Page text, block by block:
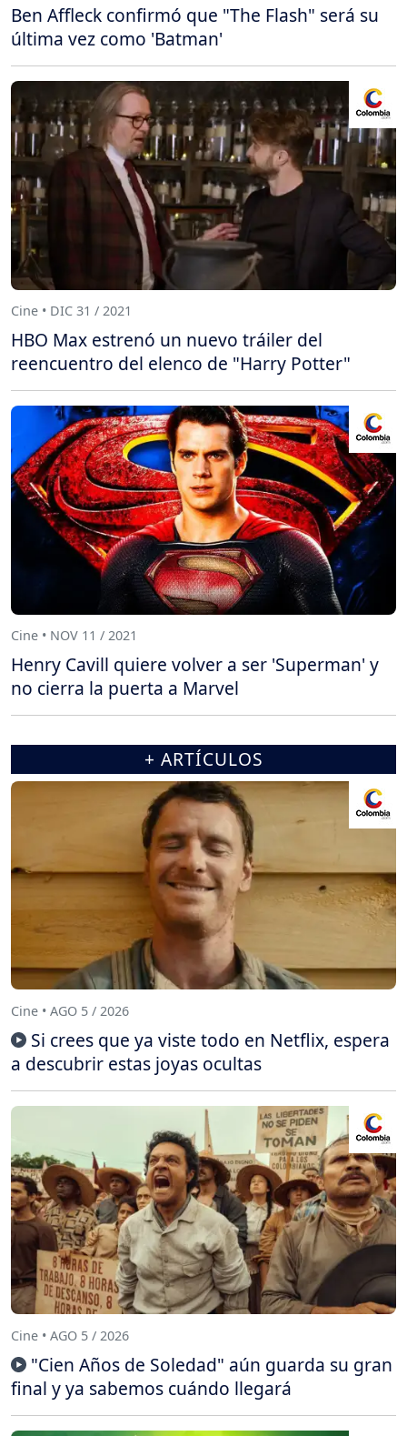
Ben Affleck confirmó que "The Flash" será su
última vez como 'Batman'
Cine • DIC 31 / 2021
HBO Max estrenó un nuevo tráiler del
reencuentro del elenco de "Harry Potter"
Cine • NOV 11 / 2021
Henry Cavill quiere volver a ser 'Superman' y
no cierra la puerta a Marvel
+ ARTÍCULOS
Cine • AGO 5 / 2026
Si crees que ya viste todo en Netflix, espera
a descubrir estas joyas ocultas
Cine • AGO 5 / 2026
"Cien Años de Soledad" aún guarda su gran
final y ya sabemos cuándo llegará